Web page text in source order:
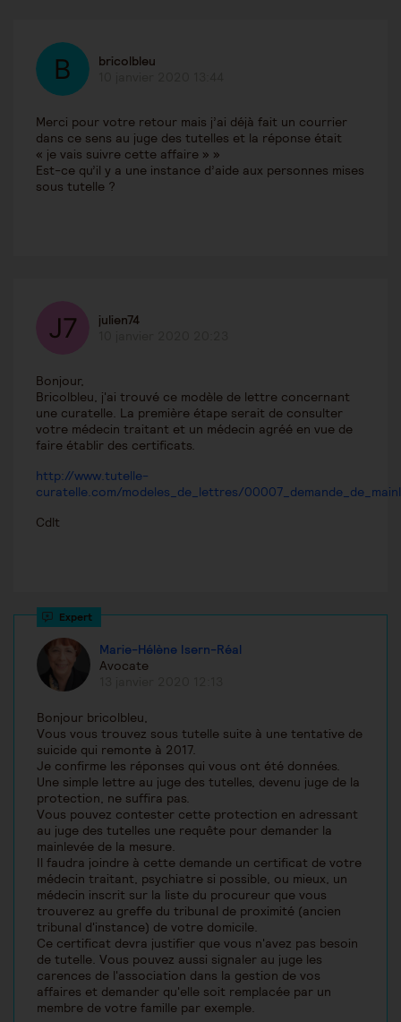
bricolbleu
Merci pour votre retour mais j’ai déjà fait un courrier
dans ce sens au juge des tutelles et la réponse était
« je vais suivre cette affaire » »
Est-ce qu’il y a une instance d’aide aux personnes mises
sous tutelle ?
julien74
Bonjour,
Bricolbleu, j'ai trouvé ce modèle de lettre concernant
une curatelle. La première étape serait de consulter
votre médecin traitant et un médecin agréé en vue de
faire établir des certificats.
http://www.tutelle-
curatelle.com/modeles_de_lettres/
Cdlt
Marie-Hélène Isern-Réal
Avocate
Bonjour bricolbleu,
Vous vous trouvez sous tutelle suite à une tentative de
suicide qui remonte à 2017.
Je confirme les réponses qui vous ont été données.
Une simple lettre au juge des tutelles, devenu juge de la
protection, ne suffira pas.
Vous pouvez contester cette protection en adressant
au juge des tutelles une requête pour demander la
mainlevée de la mesure.
Il faudra joindre à cette demande un certificat de votre
médecin traitant, psychiatre si possible, ou mieux, un
médecin inscrit sur la liste du procureur que vous
trouverez au greffe du tribunal de proximité (ancien
tribunal d'instance) de votre domicile.
Ce certificat devra justifier que vous n'avez pas besoin
de tutelle. Vous pouvez aussi signaler au juge les
carences de l'association dans la gestion de vos
affaires et demander qu'elle soit remplacée par un
membre de votre famille par exemple.